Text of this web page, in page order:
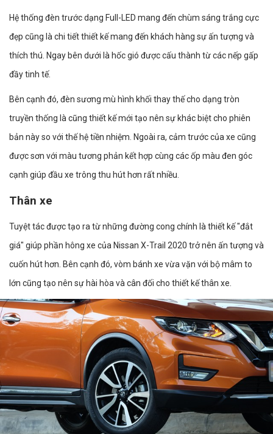
Hệ thống đèn trước dạng Full-LED mang đến chùm sáng trắng cực
đẹp cũng là chi tiết thiết kế mang đến khách hàng sự ấn tượng và
thích thú. Ngay bên dưới là hốc gió được cấu thành từ các nếp gấp
đầy tinh tế.
Bên cạnh đó, đèn sương mù hình khối thay thế cho dạng tròn
truyền thống là cũng thiết kế mới tạo nên sự khác biệt cho phiên
bản này so với thế hệ tiền nhiệm. Ngoài ra, cảm trước của xe cũng
được sơn với màu tương phản kết hợp cùng các ốp màu đen góc
cạnh giúp đầu xe trông thu hút hơn rất nhiều.
Thân xe
Tuyệt tác được tạo ra từ những đường cong chính là thiết kế "đắt
giá" giúp phần hông xe của Nissan X-Trail 2020 trở nên ấn tượng và
cuốn hút hơn. Bên cạnh đó, vòm bánh xe vừa vặn với bộ mâm to
lớn cũng tạo nên sự hài hòa và cân đối cho thiết kế thân xe.